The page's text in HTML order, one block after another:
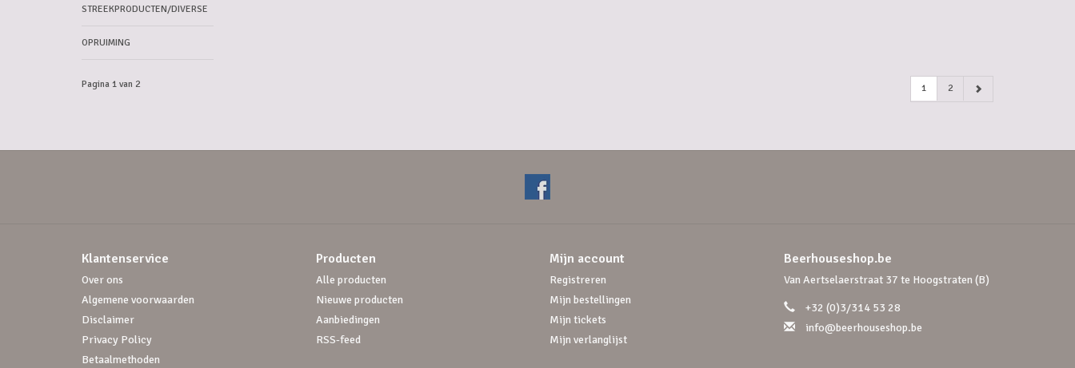
STREEKPRODUCTEN/DIVERSE
OPRUIMING
Pagina 1 van 2 1 2
Klantenservice
Over ons
Algemene voorwaarden
Disclaimer
Privacy Policy
Betaalmethoden
Producten
Alle producten
Nieuwe producten
Aanbiedingen
RSS-feed
Mijn account
Registreren
Mijn bestellingen
Mijn tickets
Mijn verlanglijst
Beerhouseshop.be
Van Aertselaerstraat 37 te Hoogstraten (B)
+32 (0)3/314 53 28
info@beerhouseshop.be